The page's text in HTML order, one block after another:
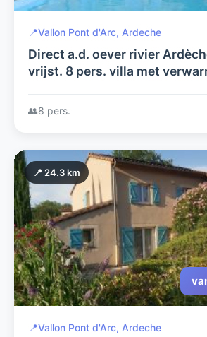
📍Vallon Pont d'Arc, Ardeche
Direct a.d. oever rivier
vrijst. 8 pers. villa met
badk., wifi+Ned. tv zenders
👥8 pers.
📍 24.3 km
📍Vallon Pont d'Arc, Ardeche